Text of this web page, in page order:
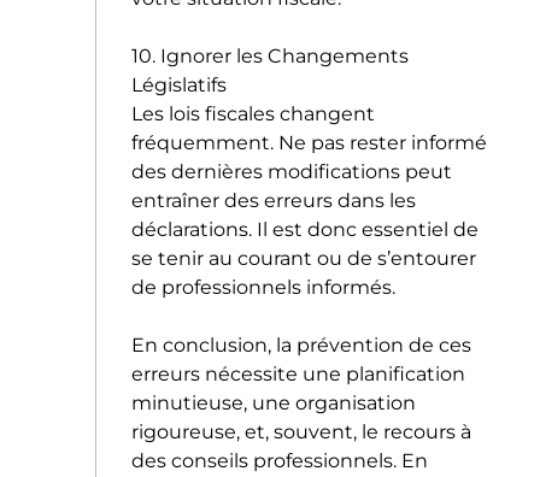
10. Ignorer les Changements
Législatifs
Les lois fiscales changent
fréquemment. Ne pas rester informé
des dernières modifications peut
entraîner des erreurs dans les
déclarations. Il est donc essentiel de
se tenir au courant ou de s’entourer
de professionnels informés.
En conclusion, la prévention de ces
erreurs nécessite une planification
minutieuse, une organisation
rigoureuse, et, souvent, le recours à
des conseils professionnels. En